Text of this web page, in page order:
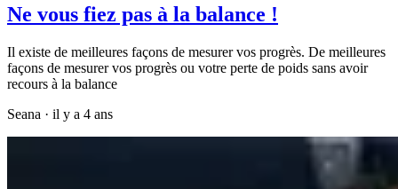
Ne vous fiez pas à la balance !
Il existe de meilleures façons de mesurer vos progrès. De meilleures
façons de mesurer vos progrès ou votre perte de poids sans avoir
recours à la balance
Seana · il y a 4 ans